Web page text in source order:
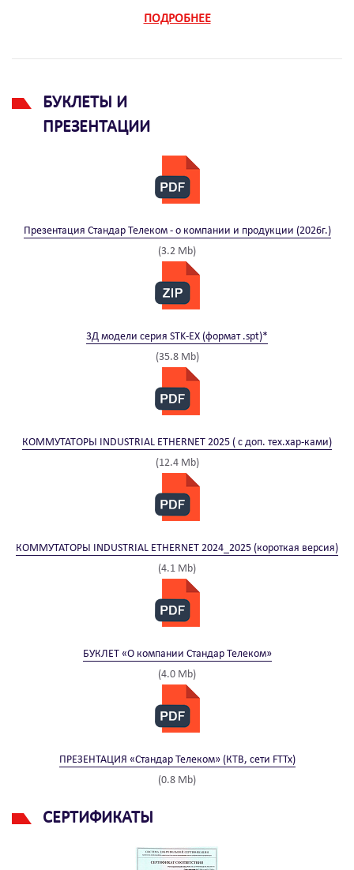
ПОДРОБНЕЕ
БУКЛЕТЫ И
ПРЕЗЕНТАЦИИ
Презентация Стандар Телеком - о компании и продукции (2026г.)
(3.2 Mb)
3Д модели серия STK-EX (формат .spt)*
(35.8 Mb)
КОММУТАТОРЫ INDUSTRIAL ETHERNET 2025 ( с доп. тех.хар-ками)
(12.4 Mb)
КОММУТАТОРЫ INDUSTRIAL ETHERNET 2024_2025 (короткая версия)
(4.1 Mb)
БУКЛЕТ «О компании Стандар Телеком»
(4.0 Mb)
ПРЕЗЕНТАЦИЯ «Стандар Телеком» (КТВ, сети FTTx)
(0.8 Mb)
СЕРТИФИКАТЫ